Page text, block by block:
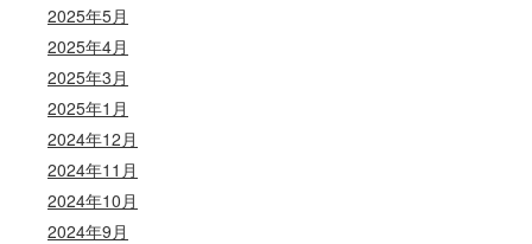
2025年5月
2025年4月
2025年3月
2025年1月
2024年12月
2024年11月
2024年10月
2024年9月